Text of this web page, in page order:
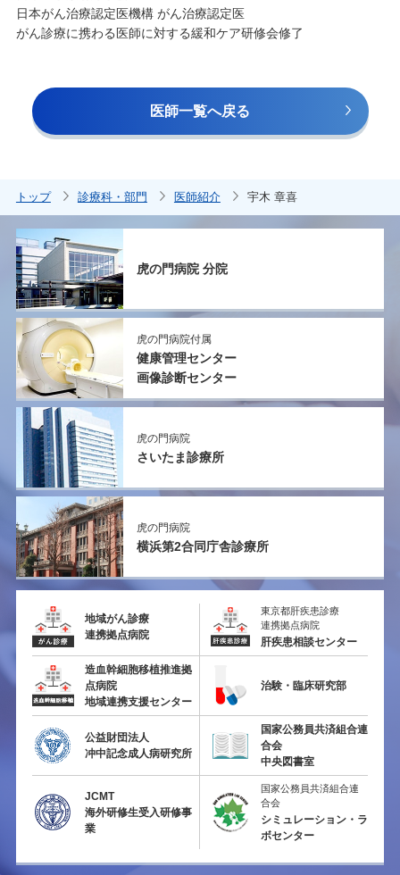
日本がん治療認定医機構 がん治療認定医
がん診療に携わる医師に対する緩和ケア研修会修了
医師一覧へ戻る
トップ 診療科・部門 医師紹介 宇木 章喜
虎の門病院 分院
虎の門病院付属
健康管理センター
画像診断センター
虎の門病院
さいたま診療所
虎の門病院
横浜第2合同庁舎診療所
地域がん診療
連携拠点病院
東京都肝疾患診療
連携拠点病院
肝疾患相談センター
造血幹細胞移植推進拠
点病院
地域連携支援センター
治験・臨床研究部
公益財団法人
冲中記念成人病研究所
国家公務員共済組合連
合会
中央図書室
JCMT
海外研修生受入研修事
業
国家公務員共済組合連
合会
シミュレーション・ラ
ボセンター